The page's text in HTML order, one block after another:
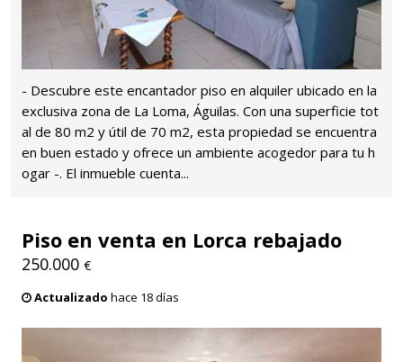
- Descubre este encantador piso en alquiler ubicado en la
exclusiva zona de La Loma, Águilas. Con una superficie tot
al de 80 m2 y útil de 70 m2, esta propiedad se encuentra
en buen estado y ofrece un ambiente acogedor para tu h
ogar -. El inmueble cuenta...
Piso en venta en Lorca rebajado
250.000 €
Actualizado hace 18 días